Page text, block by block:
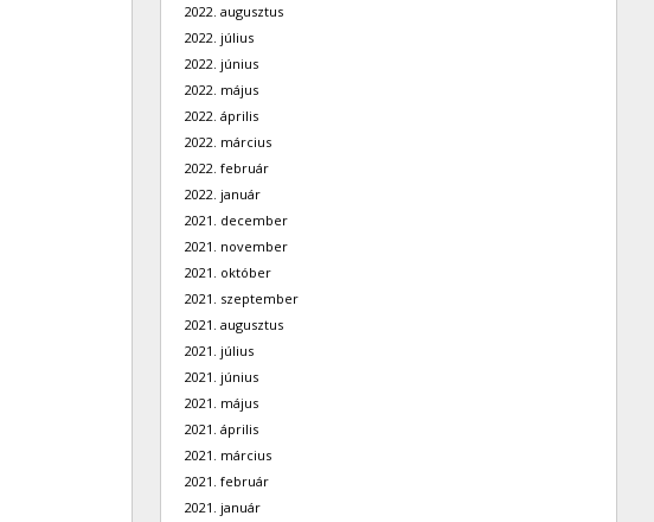
2022. augusztus
2022. július
2022. június
2022. május
2022. április
2022. március
2022. február
2022. január
2021. december
2021. november
2021. október
2021. szeptember
2021. augusztus
2021. július
2021. június
2021. május
2021. április
2021. március
2021. február
2021. január